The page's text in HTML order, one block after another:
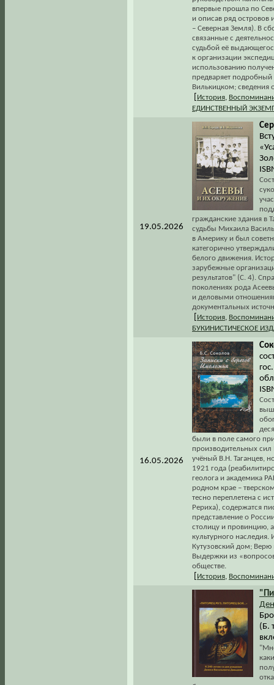
впервые прошла по
и описав ряд
– Северная Земля). В
связанные с
судьбой её
к организации
использованию
предваряет
Вилькицком; сведения
История
ЕДИНСТВЕННЫЙ
19.05.2026
гражданские здания в
судьбы Михаила
в Америку и был
категорично
белого движения.
зарубежные
результатов" (С. 4).
поколениях рода
и деловыми
документальных
История
БУКИНИСТИЧЕСКОЕ
16.05.2026
были в поле самого
производительных
учёный В.Н. Таганцев,
1921 года
геолога и академика
родном крае –
тесно переплетена с
Рериха), содержатся
представление о
столицу и провинцию,
культурного
Кутузовский дом; Верю
Выдержки из
обществе.
История
(Б.